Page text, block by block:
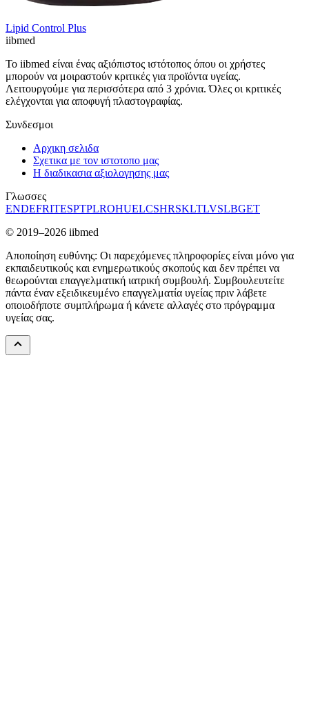
Lipid Control Plus
iibmed
Το iibmed είναι ένας αξιόπιστος ιστότοπος όπου οι χρήστες
μπορούν να μοιραστούν κριτικές για προϊόντα υγείας.
Λειτουργούμε για περισσότερα από 3 χρόνια. Όλες οι κριτικές
ελέγχονται για αποφυγή πλαστογραφίας.
Συνδεσμοι
Αρχικη σελιδα
Σχετικα με τον ιστοτοπο μας
Η διαδικασια αξιολογησης μας
Γλωσσες
ENDEFRITESPTPLROHUELCSHRSKLTLVSLBGET
© 2019–2026 iibmed
Αποποίηση ευθύνης: Οι παρεχόμενες πληροφορίες είναι μόνο για
εκπαιδευτικούς και ενημερωτικούς σκοπούς και δεν πρέπει να
θεωρούνται επαγγελματική ιατρική συμβουλή. Συμβουλευτείτε
πάντα έναν εξειδικευμένο επαγγελματία υγείας πριν λάβετε
οποιοδήποτε συμπλήρωμα ή κάνετε αλλαγές στο πρόγραμμα
υγείας σας.